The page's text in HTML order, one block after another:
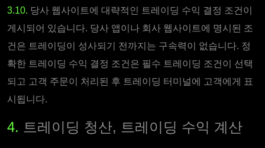
3.10. 당사 웹사이트에 대략적인 트레이딩 수익 결정 조건이
게시되어 있습니다. 당사 앱이나 회사 웹사이트에 명시된 조
건은 트레이딩이 성사되기 전까지는 구속력이 없습니다. 정
확한 트레이딩 수익 결정 조건은 필수 트레이딩 조건이 선택
되고 고객 주문이 처리된 후 트레이딩 터미널에 고객에게 표
시됩니다.
4. 트레이딩 청산, 트레이딩 수익 계산